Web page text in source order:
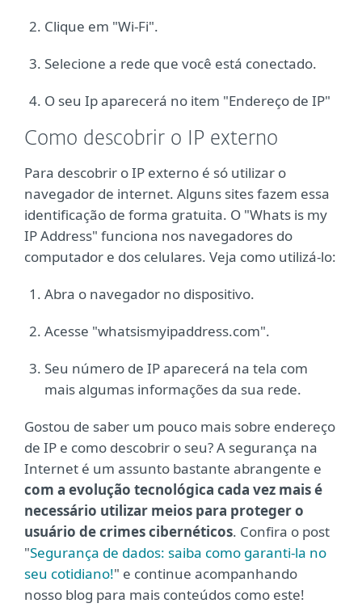
Clique em "Wi-Fi".
Selecione a rede que você está conectado.
O seu Ip aparecerá no item "Endereço de IP"
Como descobrir o IP externo
Para descobrir o IP externo é só utilizar o
navegador de internet. Alguns sites fazem essa
identificação de forma gratuita. O "Whats is my
IP Address" funciona nos navegadores do
computador e dos celulares. Veja como utilizá-lo:
Abra o navegador no dispositivo.
Acesse "whatsismyipaddress.com".
Seu número de IP aparecerá na tela com
mais algumas informações da sua rede.
Gostou de saber um pouco mais sobre endereço
de IP e como descobrir o seu? A segurança na
Internet é um assunto bastante abrangente e
com a evolução tecnológica cada vez mais é
necessário utilizar meios para proteger o
usuário de crimes cibernéticos. Confira o post
"Segurança de dados: saiba como garanti-la no
seu cotidiano!" e continue acompanhando
nosso blog para mais conteúdos como este!